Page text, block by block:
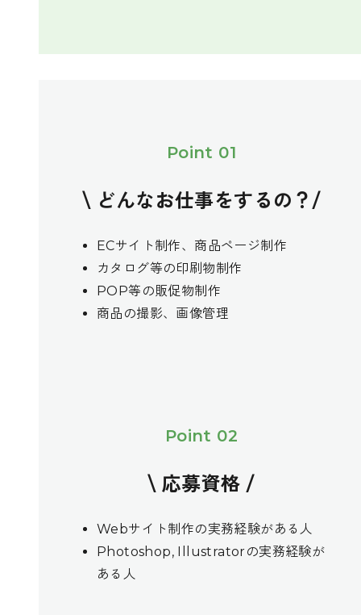
Point 01
\ どんなお仕事をするの？/
ECサイト制作、商品ページ制作
カタログ等の印刷物制作
POP等の販促物制作
商品の撮影、画像管理
Point 02
\ 応募資格 /
Webサイト制作の実務経験がある人
Photoshop, Illustratorの実務経験が
ある人